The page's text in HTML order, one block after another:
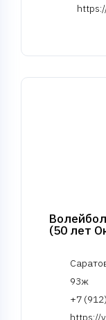
(50 лет
93ж
+7
https://